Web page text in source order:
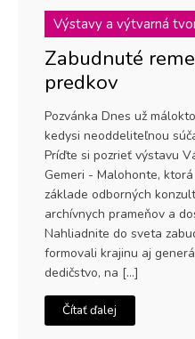
Výstavy a výtvarná
Zabudnuté
predkov
Pozvánka Dnes už
kedysi neoddeliteľnou
Príďte si pozrieť výstavu
Gemeri - Malohonte,
základe odborných
archívnych prameňov a
Nahliadnite do sveta
formovali krajinu aj
dedičstvo, na […]
Čítať ďalej